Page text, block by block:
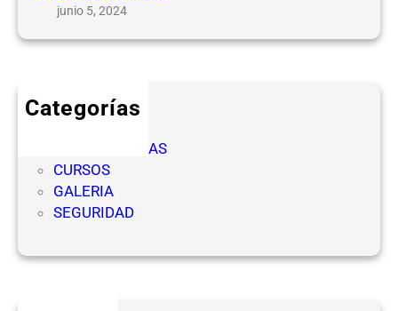
junio 5, 2024
Categorías
COMPETENCIAS
CURSOS
GALERIA
SEGURIDAD